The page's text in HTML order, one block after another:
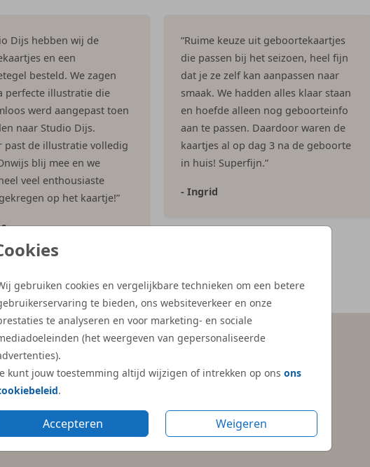
gebruiken cookies en vergelijkbare technieken om een betere
te bieden, ons websiteverkeer en onze
te analyseren en voor marketing- en sociale
(het weergeven van gepersonaliseerde
kunt jouw toestemming altijd wijzigen of intrekken op ons ons
.
Accepteren Weigeren
Dijs hebben wij de
en een
besteld. We zagen
perfecte illustratie die
werd aangepast toen
naar Studio Dijs.
past de illustratie volledig
blij mee en we
veel enthousiaste
op het kaartje!”
“Ruime keuze uit geboortekaartjes
die passen bij het seizoen, heel fijn
dat je ze zelf kan aanpassen naar
smaak. We hadden alles klaar staan
en hoefde alleen nog geboorteinfo
aan te passen. Daardoor waren de
kaartjes al op dag 3 na de geboorte
in huis! Superfijn.”
- Ingrid
Meer reviews
Gratis hulp
bij ontwerpen
Duurzame en
verantwoorde materialen